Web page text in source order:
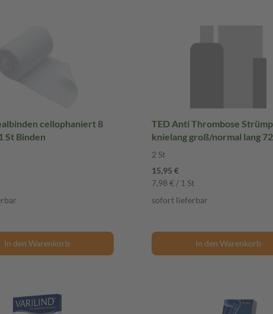
cellophaniert 8
St Binden
In den Warenkorb
TED Anti Thrombose
knielang groß/normal lang
2 St
15,95 €
7,98 € / 1 St
sofort lieferbar
In den Warenkorb